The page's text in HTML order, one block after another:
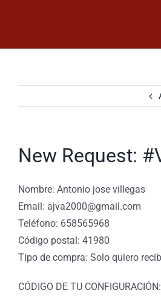
New Request:
Nombre: Antonio jose villegas
Email: ajva2000@gmail.com
Teléfono: 658565968
Código postal: 41980
Tipo de compra: Solo quiero
CÓDIGO DE TU